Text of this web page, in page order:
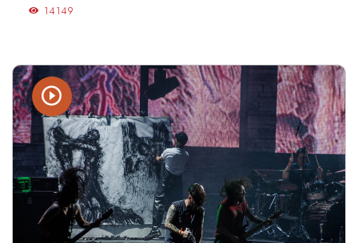
14149